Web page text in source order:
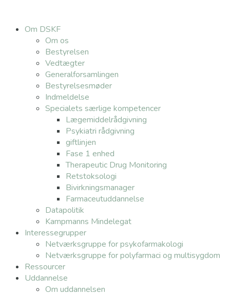
Om DSKF
Om os
Bestyrelsen
Vedtægter
Generalforsamlingen
Bestyrelsesmøder
Indmeldelse
Specialets særlige kompetencer
Lægemiddelrådgivning
Psykiatri rådgivning
giftlinjen
Fase 1 enhed
Therapeutic Drug Monitoring
Retstoksologi
Bivirkningsmanager
Farmaceutuddannelse
Datapolitik
Kampmanns Mindelegat
Interessegrupper
Netværksgruppe for psykofarmakologi
Netværksgruppe for polyfarmaci og multisygdom
Ressourcer
Uddannelse
Om uddannelsen